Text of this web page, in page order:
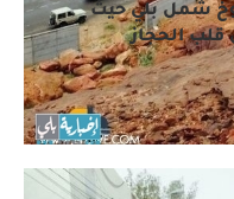
شمل بلي حيث
قلب الحجاز